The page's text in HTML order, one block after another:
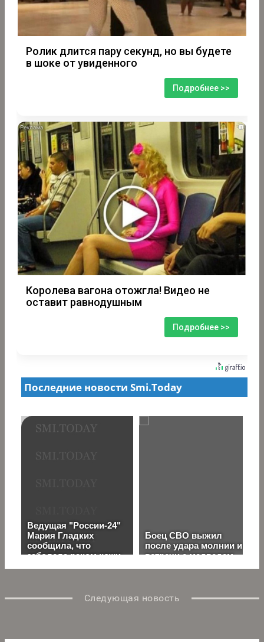
Ролик длится пару секунд, но вы будете
в шоке от увиденного
Подробнее >>
i
Королева вагона отожгла! Видео не
оставит равнодушным
Подробнее >>
Следующая новость